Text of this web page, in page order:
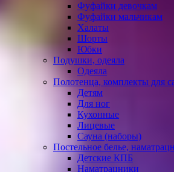
Фуфайки девочкам
Фуфайки мальчикам
Халаты
Шорты
Юбки
Подушки, одеяла
Одеяла
Полотенца, комплекты для
Детям
Для ног
Кухонные
Лицевые
Сауна (наборы)
Постельное белье,
Детские КПБ
Наматрацники